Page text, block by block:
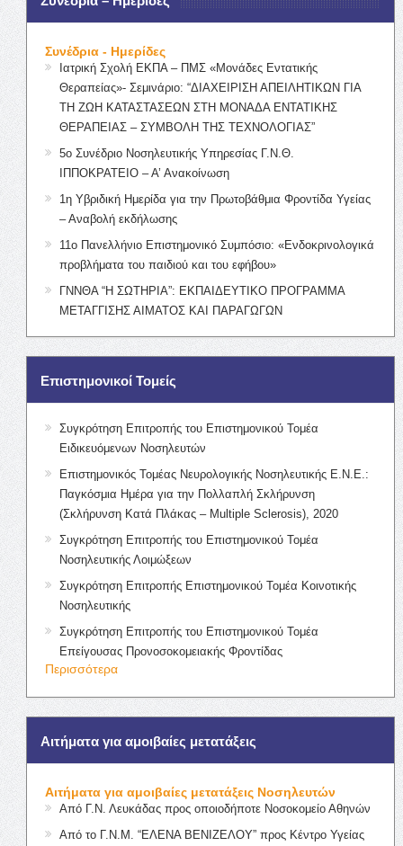
Συνέδρια - Ημερίδες
Ιατρική Σχολή ΕΚΠΑ – ΠΜΣ «Μονάδες Εντατικής
Θεραπείας»- Σεμινάριο: “ΔΙΑΧΕΙΡΙΣΗ ΑΠΕΙΛΗΤΙΚΩΝ ΓΙΑ
ΤΗ ΖΩΗ ΚΑΤΑΣΤΑΣΕΩΝ ΣΤΗ ΜΟΝΑΔΑ ΕΝΤΑΤΙΚΗΣ
ΘΕΡΑΠΕΙΑΣ – ΣΥΜΒΟΛΗ ΤΗΣ ΤΕΧΝΟΛΟΓΙΑΣ”
5ο Συνέδριο Νοσηλευτικής Υπηρεσίας Γ.Ν.Θ.
ΙΠΠΟΚΡΑΤΕΙΟ – Α’ Ανακοίνωση
1η Υβριδική Ημερίδα για την Πρωτοβάθμια Φροντίδα Υγείας
– Αναβολή εκδήλωσης
11ο Πανελλήνιο Επιστημονικό Συμπόσιο: «Ενδοκρινολογικά
προβλήματα του παιδιού και του εφήβου»
ΓΝΝΘΑ “Η ΣΩΤΗΡΙΑ”: ΕΚΠΑΙΔΕΥΤΙΚΟ ΠΡΟΓΡΑΜΜΑ
ΜΕΤΑΓΓΙΣΗΣ ΑΙΜΑΤΟΣ ΚΑΙ ΠΑΡΑΓΩΓΩΝ
Επιστημονικοί Τομείς
Συγκρότηση Επιτροπής του Επιστημονικού Τομέα
Ειδικευόμενων Νοσηλευτών
Επιστημονικός Τομέας Νευρολογικής Νοσηλευτικής Ε.Ν.Ε.:
Παγκόσμια Ημέρα για την Πολλαπλή Σκλήρυνση
(Σκλήρυνση Κατά Πλάκας – Multiple Sclerosis), 2020
Συγκρότηση Επιτροπής του Επιστημονικού Τομέα
Νοσηλευτικής Λοιμώξεων
Συγκρότηση Επιτροπής Επιστημονικού Τομέα Κοινοτικής
Νοσηλευτικής
Συγκρότηση Επιτροπής του Επιστημονικού Τομέα
Επείγουσας Προνοσοκομειακής Φροντίδας
Περισσότερα
Αιτήματα για αμοιβαίες μετατάξεις
Αιτήματα για αμοιβαίες μετατάξεις Νοσηλευτών
Από Γ.Ν. Λευκάδας προς οποιοδήποτε Νοσοκομείο Αθηνών
Από το Γ.Ν.Μ. “ΕΛΕΝΑ ΒΕΝΙΖΕΛΟΥ” προς Κέντρο Υγείας